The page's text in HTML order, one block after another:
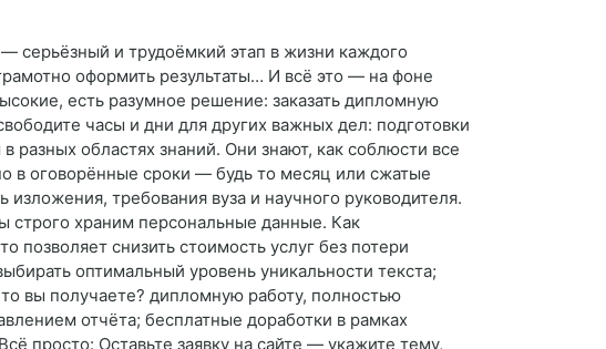
серьёзный и трудоёмкий этап в жизни каждого
оформить результаты… И всё это — на фоне
есть разумное решение: заказать дипломную
часы и дни для других важных дел: подготовки
областях знаний. Они знают, как соблюсти все
в оговорённые сроки — будь то месяц или сжатые
требования вуза и научного руководителя.
храним персональные данные. Как
снизить стоимость услуг без потери
оптимальный уровень уникальности текста;
вы получаете? дипломную работу, полностью
отчёта; бесплатные доработки в рамках
просто: Оставьте заявку на сайте — укажите тему,